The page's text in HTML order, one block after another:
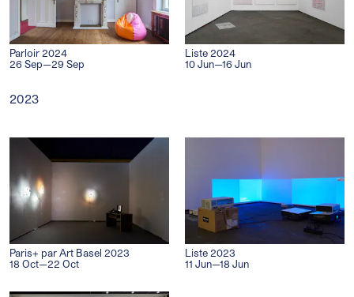
Parloir 2024
26 Sep—29 Sep
Liste 2024
10 Jun—16 Jun
2023
Paris+ par Art Basel 2023
18 Oct—22 Oct
Liste 2023
11 Jun—18 Jun